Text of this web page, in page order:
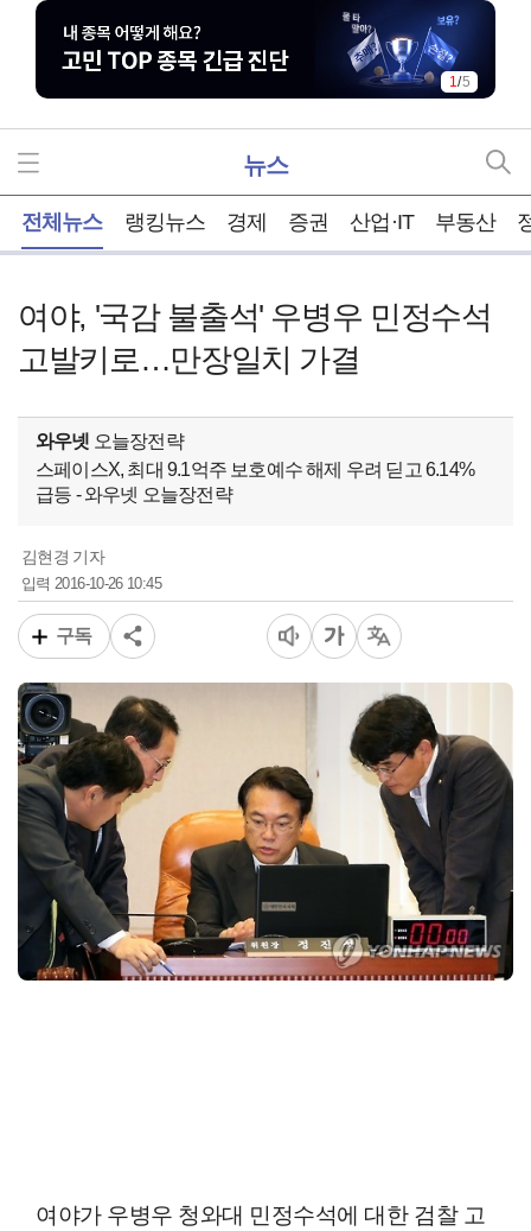
1/5
뉴스
전체뉴스 랭킹뉴스 경제 증권 산업·IT 부동산
여야, '국감 불출석' 우병우 민정수석
고발키로…만장일치 가결
와우넷 오늘장전략
스페이스X, 최대 9.1억주 보호예수 해제 우려 딛고 6.14%
급등 - 와우넷 오늘장전략
김현경 기자
입력2016-10-26 10:45
구독
여야가 우병우 청와대 민정수석에 대한 검찰 고